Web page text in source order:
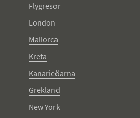
Flygresor
London
Mallorca
Kreta
Kanarieöarna
Grekland
New York